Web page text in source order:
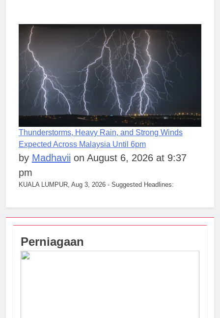
Thunderstorms, Heavy Rain, and Strong Winds
Expected Across Malaysia Until 6pm
by Madhavii on August 6, 2026 at 9:37
pm
KUALA LUMPUR, Aug 3, 2026 - Suggested Headlines:
Perniagaan